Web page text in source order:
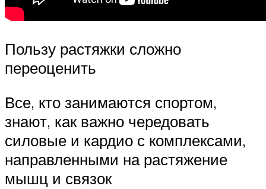
Пользу растяжки сложно
переоценить
Все, кто занимаются спортом,
знают, как важно чередовать
силовые и кардио с комплексами,
направленными на растяжение
мышц и связок